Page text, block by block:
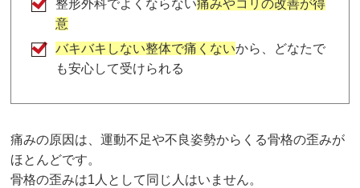
整形外科でよくならない痛みやコリの改善が得
意
バキバキしない整体で痛くないから、どなたで
も安心して受けられる
痛みの原因は、運動不足や不良姿勢からくる骨格の歪みが
ほとんどです。
骨格の歪みは1人として同じ人はいません。